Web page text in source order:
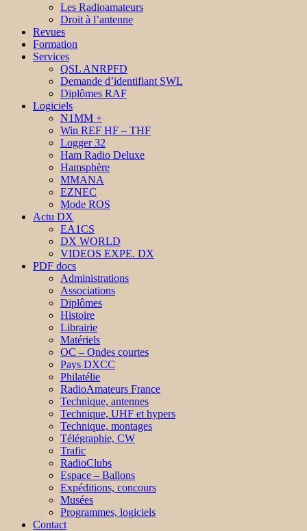
Les Radioamateurs
Droit à l’antenne
Revues
Formation
Services
QSL ANRPFD
Demande d’identifiant SWL
Diplômes RAF
Logiciels
N1MM +
Win REF HF – THF
Logger 32
Ham Radio Deluxe
Hamsphère
MMANA
EZNEC
Mode ROS
Actu DX
EA1CS
DX WORLD
VIDEOS EXPE. DX
PDF docs
Administrations
Associations
Diplômes
Histoire
Librairie
Matériels
OC – Ondes courtes
Pays DXCC
Philatélie
RadioAmateurs France
Technique, antennes
Technique, UHF et hypers
Technique, montages
Télégraphie, CW
Trafic
RadioClubs
Espace – Ballons
Expéditions, concours
Musées
Programmes, logiciels
Contact